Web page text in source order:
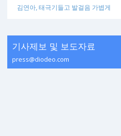
김연아, 태극기들고 발걸음 가볍게
기사제보 및 보도자료
press@diodeo.com